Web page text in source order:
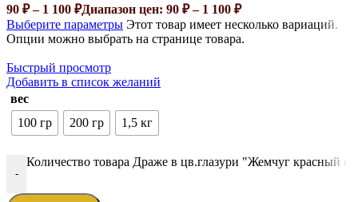
90 ₽ – 1 100 ₽Диапазон цен: 90 ₽ – 1 100 ₽
Выберите параметры Этот товар имеет несколько вариаций.
Опции можно выбрать на странице товара.
Быстрый просмотр
Добавить в список желаний
вес
100 гр
200 гр 1,5 кг
-
Количество товара Драже в цв.глазури "Жемчуг красный